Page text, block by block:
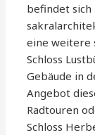
befindet sich
eine weitere
Schloss
Gebäude in
Angebot
Radtouren
Schloss